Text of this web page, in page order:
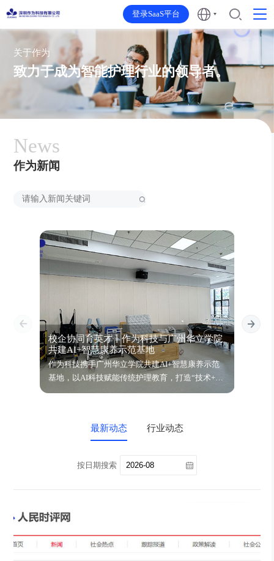
登录SaaS平台
关于作为
致力于成为智能护理行业的领导者。
News
作为新闻
校企协同育英才丨作为科技与广州华立学院
共建AI+智慧康养示范基地
作为科技携手广州华立学院共建AI+智慧康养示范
基地，以AI科技赋能传统护理教育，打造“技术+人
最新动态 行业动态
按日期搜索